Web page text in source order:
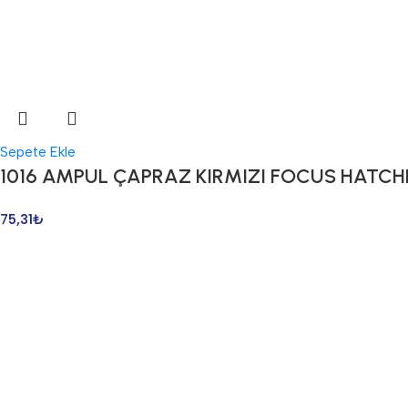
Sepete Ekle
1016 AMPUL ÇAPRAZ KIRMIZI FOCUS
75,31₺